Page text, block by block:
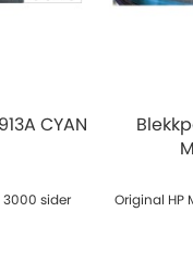
CYAN
3000 sider Original HP